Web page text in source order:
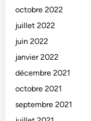
octobre 2022
juillet 2022
juin 2022
janvier 2022
décembre 2021
octobre 2021
septembre 2021